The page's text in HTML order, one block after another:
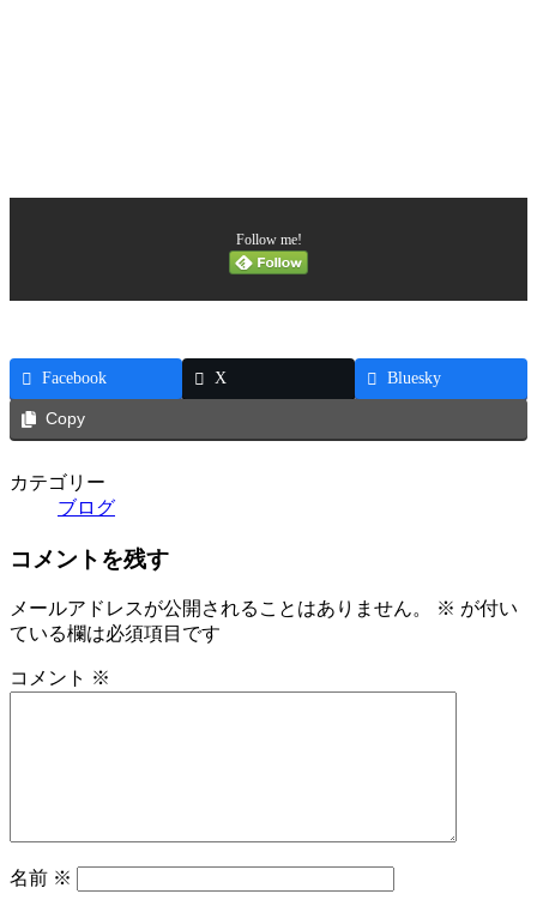
Follow me!
Facebook X Bluesky
Copy
カテゴリー
ブログ
コメントを残す
メールアドレスが公開されることはありません。 ※ が付い
ている欄は必須項目です
コメント ※
名前 ※